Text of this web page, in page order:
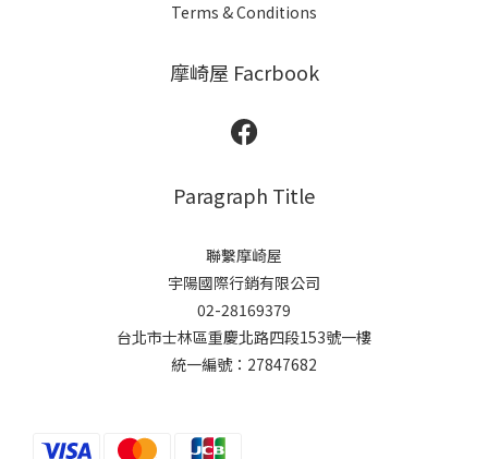
Terms & Conditions
摩崎屋 Facrbook
Paragraph Title
聯繫摩崎屋
宇陽國際行銷有限公司
02-28169379
台北市士林區重慶北路四段153號一樓
統一編號：27847682